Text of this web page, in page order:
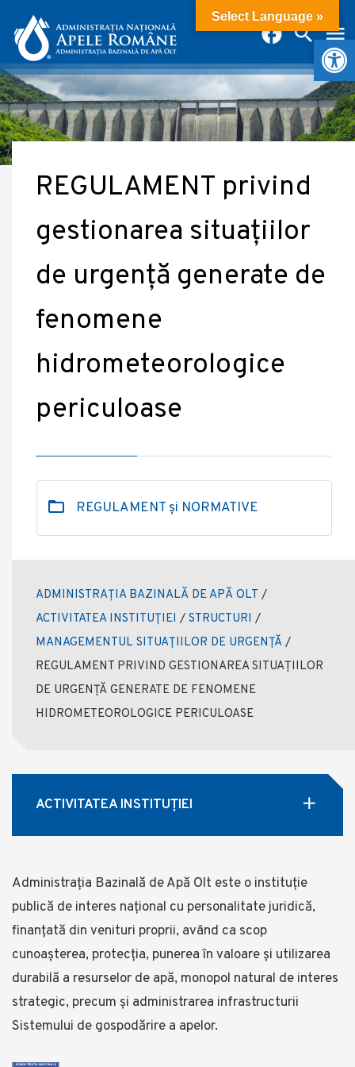
REGULAMENT privind
gestionarea situațiilor
de urgență generate de
fenomene
hidrometeorologice
periculoase
REGULAMENT și NORMATIVE
ADMINISTRAȚIA BAZINALĂ DE APĂ OLT /
ACTIVITATEA INSTITUȚIEI / STRUCTURI /
MANAGEMENTUL SITUAȚIILOR DE URGENȚĂ /
REGULAMENT PRIVIND GESTIONAREA SITUAȚIILOR
DE URGENȚĂ GENERATE DE FENOMENE
HIDROMETEOROLOGICE PERICULOASE
ACTIVITATEA INSTITUȚIEI
Administrația Bazinală de Apă Olt este o instituție
publică de interes național cu personalitate juridică,
finanțată din venituri proprii, având ca scop
cunoașterea, protecția, punerea în valoare și utilizarea
durabilă a resurselor de apă, monopol natural de interes
strategic, precum și administrarea infrastructurii
Sistemului de gospodărire a apelor.
Select Language »